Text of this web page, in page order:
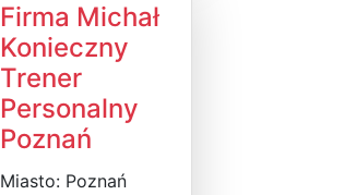
Firma Michał
Konieczny
Trener
Personalny
Poznań
Miasto: Poznań